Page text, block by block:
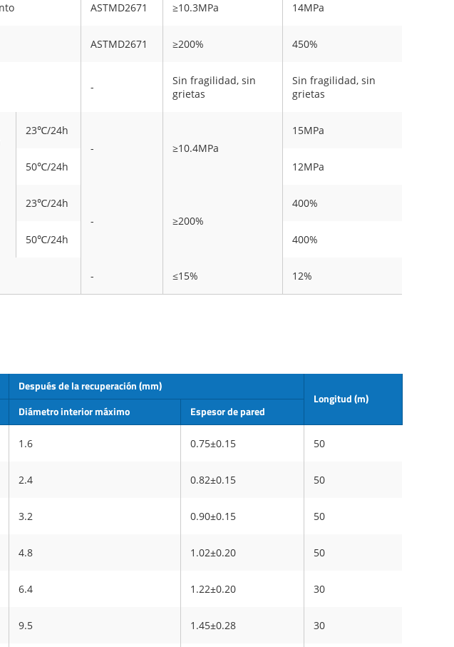
ASTMD2671 ≥10.3MPa 14MPa
ASTMD2671 ≥200% 450%
-
Sin fragilidad, sin
grietas
Sin fragilidad, sin
grietas
23℃/24h
-
≥10.4MPa
15MPa
50℃/24h 12MPa
23℃/24h
-
≥200%
400%
50℃/24h 400%
- ≤15% 12%
Después de la recuperación (mm)
Longitud (m)
Diámetro interior máximo Espesor de pared
1.6 0.75±0.15 50
2.4 0.82±0.15 50
3.2 0.90±0.15 50
4.8 1.02±0.20 50
6.4 1.22±0.20 30
9.5 1.45±0.28 30